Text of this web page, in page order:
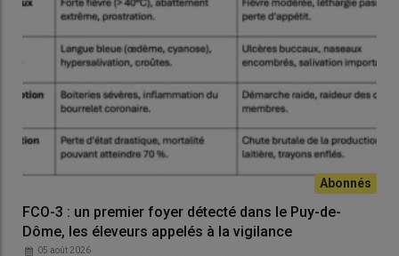
FCO-3 : un premier foyer détecté dans le Puy-de-
Dôme, les éleveurs appelés à la vigilance
05 août 2026